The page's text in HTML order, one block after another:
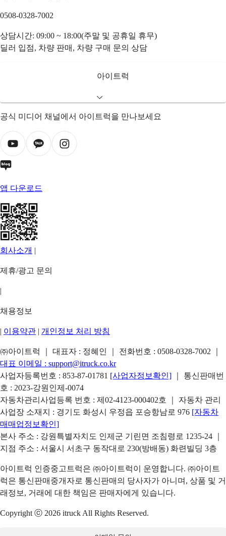
0508-0328-7002
상담시간: 09:00 ~ 18:00(주말 및 공휴일 휴무)
딜러 입점, 차량 판매, 차량 구매 문의 상담
아이트럭
공식 미디어 채널에서 아이트럭을 만나보세요
앱 다운로드
회사소개 |
제휴/광고 문의
|
채용정보
| 이용약관 | 개인정보 처리 방침
㈜아이트럭 ｜ 대표자 : 정혜인 ｜ 전화번호 : 0508-0328-7002
대표 이메일 : support@itruck.co.kr
사업자등록번호 : 853-87-01781 [사업자정보확인]
｜ 통신판매번
호 : 2023-강원인제-0074
자동차관리사업등록 번호 : 제02-4123-000402호 ｜ 자동차 관리
사업장 소재지 : 경기도 화성시 우정읍 포승항남로 976 [자동차
매매업정보확인]
본사 주소 : 강원특별자치도 인제군 기린면 조침령로 1235-24 ｜
지점 주소 : 서울시 서초구 동작대로 230(방배동) 화련빌딩 3층
아이트럭 인증중고트럭은 ㈜아이트럭이 운영합니다. ㈜아이트
럭은 통신판매중개자로 통신판매의 당사자가 아니며, 상품 및 거
래정보, 거래에 대한 책임은 판매자에게 있습니다.
Copyright ⓒ 2026 itruck All Rights Reserved.